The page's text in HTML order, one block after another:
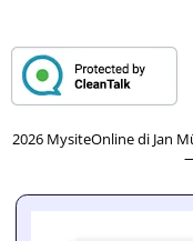
2026 MysiteOnline di Jan